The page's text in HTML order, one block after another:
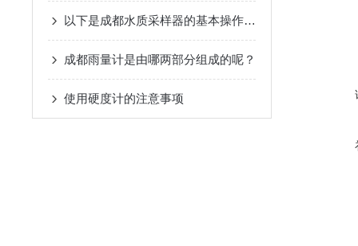
以下是成都水质采样器的基本操作步骤
成都雨量计是由哪两部分组成的呢？
使用硬度计的注意事项